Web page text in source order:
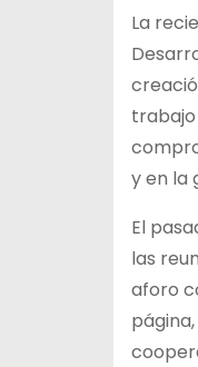
La
trabajo
y en la
El
las
aforo